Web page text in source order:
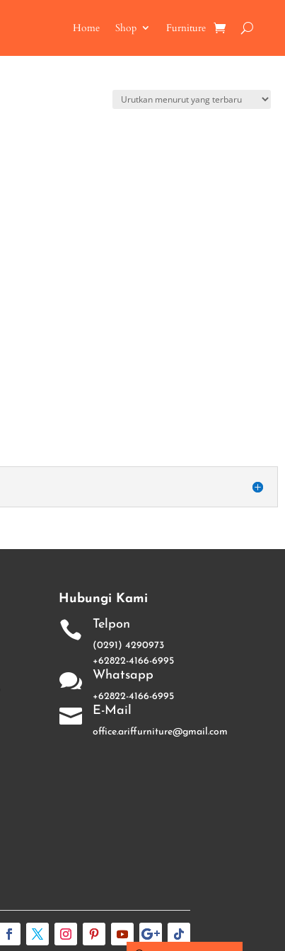
Home Shop Furniture
Hubungi Kami
 Telpon
(0291) 4290973
+62822-4166-6995
 Whatsapp
+62822-4166-6995
 E-Mail
office.ariffurniture@gmail.com